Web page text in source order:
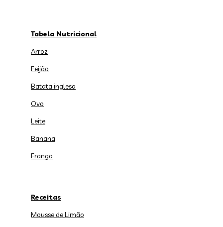
Tabela Nutricional
Arroz
Feijão
Batata inglesa
Ovo
Leite
Banana
Frango
Receitas
Mousse de Limão